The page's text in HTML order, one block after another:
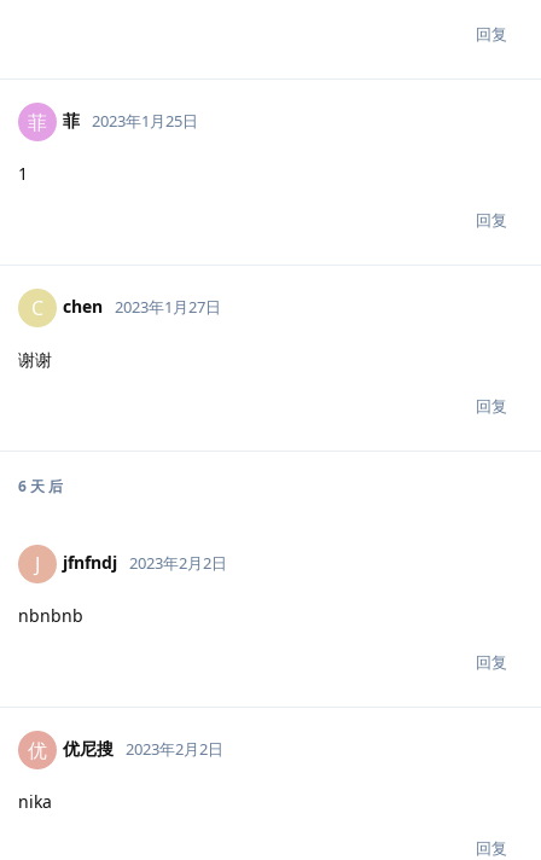
回复
菲 菲 2023年1月25日
1
回复
C chen 2023年1月27日
谢谢
回复
6 天 后
J jfnfndj 2023年2月2日
nbnbnb
回复
优 优尼搜 2023年2月2日
nika
回复